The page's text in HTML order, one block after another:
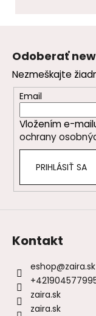
Odoberať
Nezmeškajte
Email
Vložením e-
ochrany
PRIHLÁSIŤ SA
Kontakt
eshop@zaira.sk
zaira.sk
zaira.sk